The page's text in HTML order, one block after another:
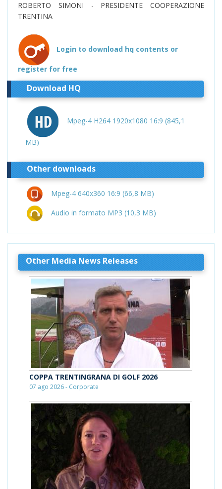
ROBERTO SIMONI - PRESIDENTE COOPERAZIONE
TRENTINA
Login to download hq contents or
register for free
Download HQ
Mpeg-4 H264 1920x1080 16:9 (845,1
MB)
Other downloads
Mpeg-4 640x360 16:9 (66,8 MB)
Audio in formato MP3 (10,3 MB)
Other Media News Releases
COPPA TRENTINGRANA DI GOLF 2026
07 ago 2026 - Corporate